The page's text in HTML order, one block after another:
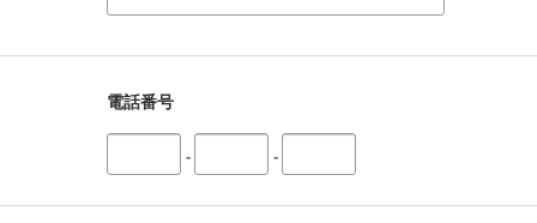
電話番号
- -